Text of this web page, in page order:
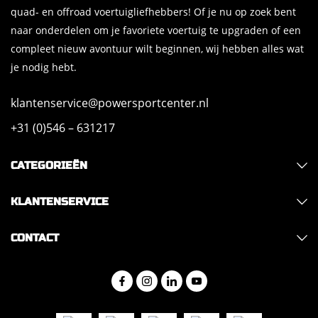
quad- en offroad voertuigliefhebbers! Of je nu op zoek bent
naar onderdelen om je favoriete voertuig te upgraden of een
compleet nieuw avontuur wilt beginnen, wij hebben alles wat
je nodig hebt.
klantenservice@powersportcenter.nl
+31 (0)546 – 631217
CATEGORIEËN
KLANTENSERVICE
CONTACT